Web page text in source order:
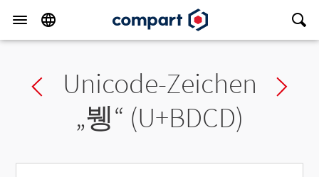
Previous char
Unicode-Zeichen
„뷍“ (U+BDCD)